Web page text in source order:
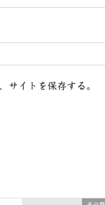
サイトを保存する。